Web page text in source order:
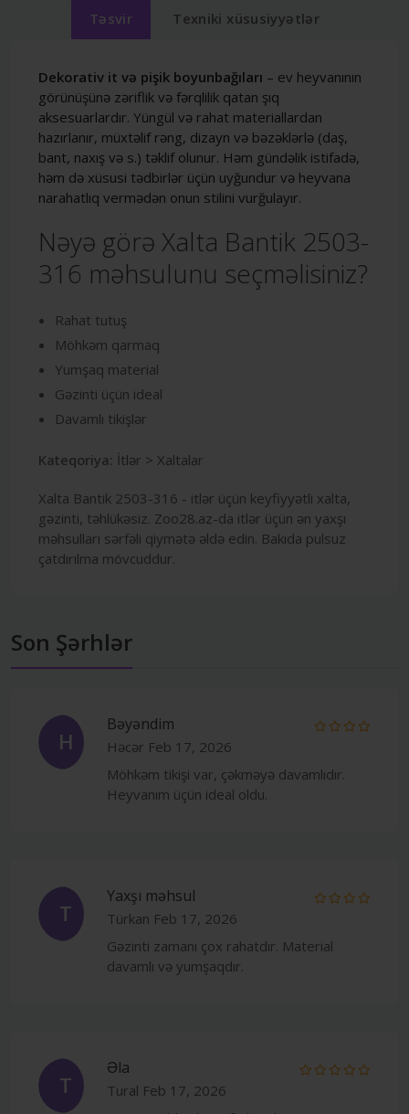
Təsvir Texniki xüsusiyyətlər
Dekorativ it və pişik boyunbağıları – ev heyvanının
görünüşünə zəriflik və fərqlilik qatan şıq
aksesuarlardır. Yüngül və rahat materiallardan
hazırlanır, müxtəlif rəng, dizayn və bəzəklərlə (daş,
bant, naxış və s.) təklif olunur. Həm gündəlik istifadə,
həm də xüsusi tədbirlər üçün uyğundur və heyvana
narahatlıq vermədən onun stilini vurğulayır.
Nəyə görə Xalta Bantik 2503-
316 məhsulunu seçməlisiniz?
Rahat tutuş
Möhkəm qarmaq
Yumşaq material
Gəzinti üçün ideal
Davamlı tikişlər
Kateqoriya: İtlər > Xaltalar
Xalta Bantik 2503-316 - itlər üçün keyfiyyətli xalta,
gəzinti, təhlükəsiz. Zoo28.az-da itlər üçün ən yaxşı
məhsulları sərfəli qiymətə əldə edin. Bakıda pulsuz
çatdırılma mövcuddur.
Son Şərhlər
H
Bəyəndim
Həcər Feb 17, 2026
Möhkəm tikişi var, çəkməyə davamlıdır.
Heyvanım üçün ideal oldu.
T
Yaxşı məhsul
Türkan Feb 17, 2026
Gəzinti zamanı çox rahatdır. Material
davamlı və yumşaqdır.
T
Əla
Tural Feb 17, 2026